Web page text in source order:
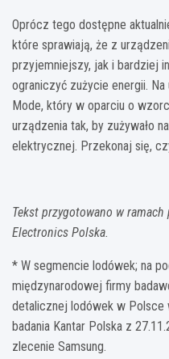
Oprócz tego dostępne
które sprawiają, że z
przyjemniejszy, jak i bardziej
ograniczyć zużycie energii.
Mode, który w oparciu o
urządzenia tak, by zużywało
elektrycznej. Przekonaj się,
Tekst przygotowano w ramach
Electronics Polska.
* W segmencie lodówek; na
międzynarodowej firmy
detalicznej lodówek w Polsce
badania Kantar Polska z
zlecenie Samsung.